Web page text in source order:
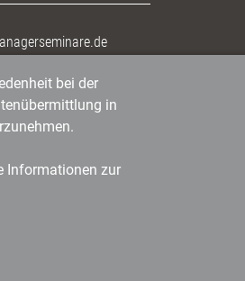
bei der
in
Informationen zur